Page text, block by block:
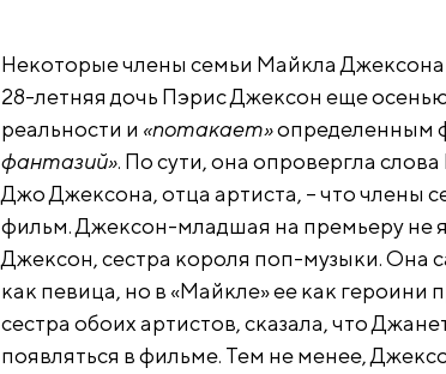
Некоторые члены семьи Майкла Джексона
28-летняя дочь Пэрис Джексон еще
реальности и «потакает»определенным
фантазий». По сути, она опровергла
Джо Джексона, отца артиста, – что члены
фильм. Джексон-младшая на премьеру не
Джексон, сестра короля поп-музыки. Она
как певица, но в «Майкле» ее как героини
сестра обоих артистов, сказала, что
появляться в фильме. Тем не менее,